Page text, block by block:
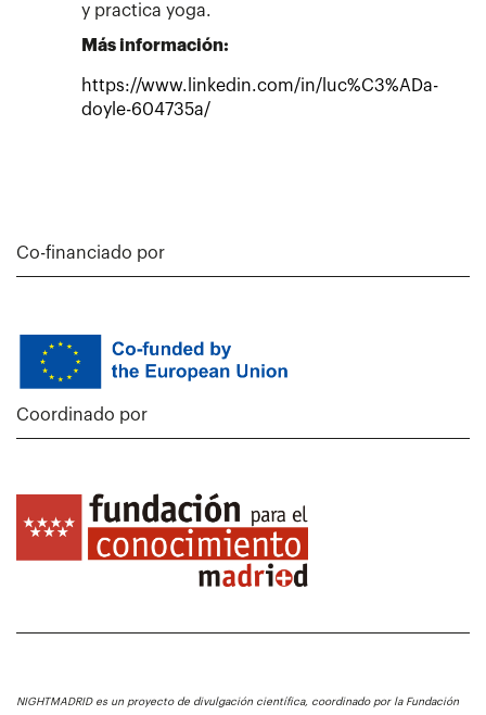
y practica yoga.
Más información:
https://www.linkedin.com/in/luc%C3%ADa-
doyle-604735a/
Co-financiado por
Coordinado por
NIGHTMADRID es un proyecto de divulgación científica, coordinado por la Fundación